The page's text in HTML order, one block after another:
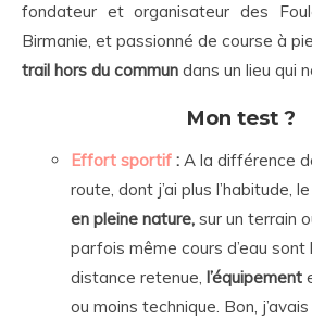
fondateur et organisateur des
Birmanie, et passionné de course à
trail hors du commun dans un lieu qui
Mon test ?
Effort sportif : A la différence
route, dont j’ai plus l’habitude,
en pleine nature, sur un terrain
parfois même cours d’eau sont
distance retenue, l’équipement
ou moins technique. Bon,